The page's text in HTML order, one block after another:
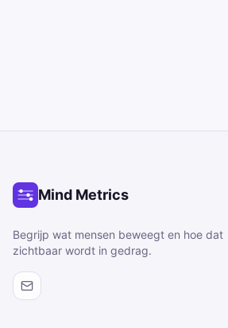
Mind Metrics
Begrijp wat mensen beweegt en hoe dat
zichtbaar wordt in gedrag.